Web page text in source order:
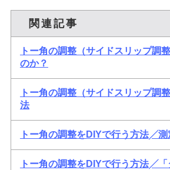
関連記事
トー角の調整（サイドスリップ調
のか？
トー角の調整（サイドスリップ調
法
トー角の調整をDIYで行う方法╱測
トー角の調整をDIYで行う方法╱